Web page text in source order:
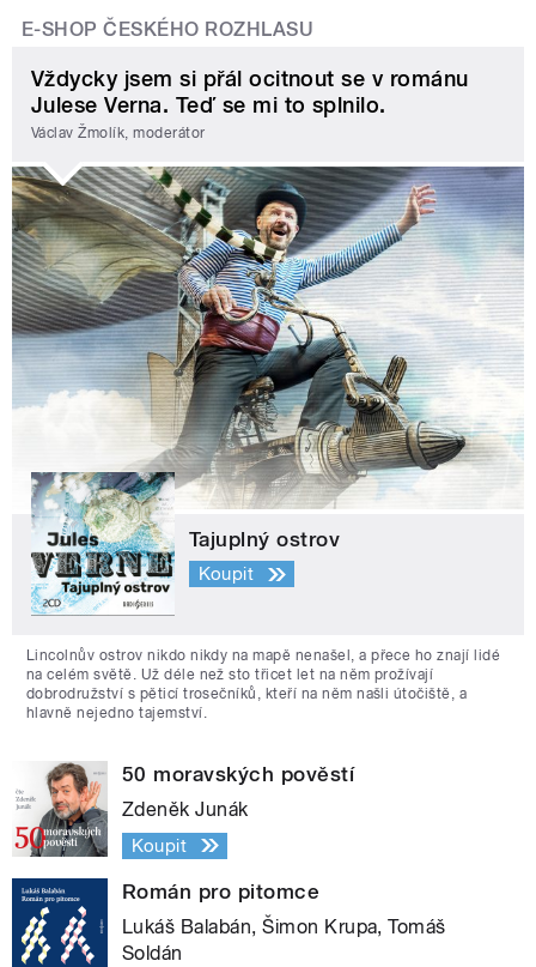
E-SHOP ČESKÉHO ROZHLASU
Vždycky jsem si přál ocitnout se v románu
Julese Verna. Teď se mi to splnilo.
Václav Žmolík, moderátor
Tajuplný ostrov
Koupit
Lincolnův ostrov nikdo nikdy na mapě nenašel, a přece ho znají lidé
na celém světě. Už déle než sto třicet let na něm prožívají
dobrodružství s pěticí trosečníků, kteří na něm našli útočiště, a
hlavně nejedno tajemství.
50 moravských pověstí
Zdeněk Junák
Koupit
Román pro pitomce
Lukáš Balabán, Šimon Krupa, Tomáš
Soldán